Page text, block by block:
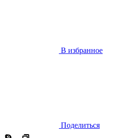
В избранное
Поделиться